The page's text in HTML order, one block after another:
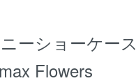
ーショーケー
Flowers